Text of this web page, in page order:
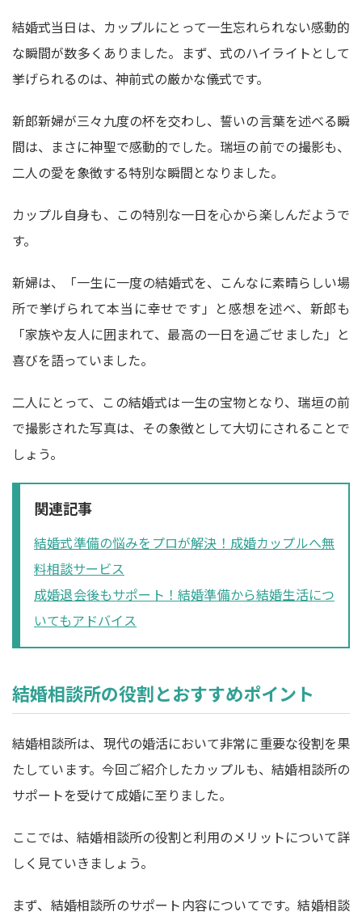
結婚式当日は、カップルにとって一生忘れられない感動的
な瞬間が数多くありました。まず、式のハイライトとして
挙げられるのは、神前式の厳かな儀式です。
新郎新婦が三々九度の杯を交わし、誓いの言葉を述べる瞬
間は、まさに神聖で感動的でした。瑞垣の前での撮影も、
二人の愛を象徴する特別な瞬間となりました。
カップル自身も、この特別な一日を心から楽しんだようで
す。
新婦は、「一生に一度の結婚式を、こんなに素晴らしい場
所で挙げられて本当に幸せです」と感想を述べ、新郎も
「家族や友人に囲まれて、最高の一日を過ごせました」と
喜びを語っていました。
二人にとって、この結婚式は一生の宝物となり、瑞垣の前
で撮影された写真は、その象徴として大切にされることで
しょう。
関連記事
結婚式準備の悩みをプロが解決！成婚カップルへ無
料相談サービス
成婚退会後もサポート！結婚準備から結婚生活につ
いてもアドバイス
結婚相談所の役割とおすすめポイント
結婚相談所は、現代の婚活において非常に重要な役割を果
たしています。今回ご紹介したカップルも、結婚相談所の
サポートを受けて成婚に至りました。
ここでは、結婚相談所の役割と利用のメリットについて詳
しく見ていきましょう。
まず、結婚相談所のサポート内容についてです。結婚相談